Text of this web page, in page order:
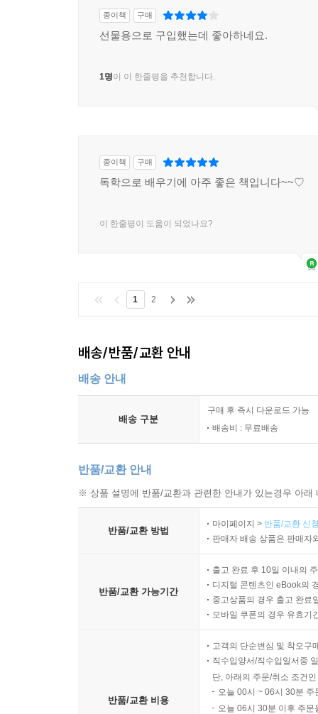
종이책 구매
선물용으로 구입했는데 좋아하네요.
1명이 이 한줄평을 추천합니다.
종이책 구매
독학으로 배우기에 아주 좋은 책입니다~~♡
이 한줄평이 도움이 되었나요?
1 2
배송/반품/교환 안내
배송 안내
배송 구분
구매 후 즉시 다운로드 가능
배송비 : 무료배송
반품/교환 안내
※ 상품 설명에 반품/교환과 관련한 안내가 있는경우 아
반품/교환 방법
마이페이지 > 반품/교환 신
판매자 배송 상품은 판매자
반품/교환 가능기간
출고 완료 후 10일 이내의
디지털 콘텐츠인 eBook의
중고상품의 경우 출고 완료
모바일 쿠폰의 경우 유효기
반품/교환 비용
고객의 단순변심 및 착오구
직수입양서/직수입일서중
단, 아래의 주문/취소 조건
오늘 00시 ~ 06시 30분
오늘 06시 30분 이후 주